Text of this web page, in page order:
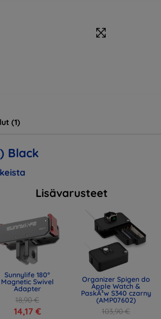
(1)
Black
Lisävarusteet
Sunnylife 180°
Magnetic Swivel
Adapter
18,90 €
14,17 €
Organizer Spigen do
Apple Watch &
PaskÃ³w S340 czarny
(AMP07602)
103,90 €